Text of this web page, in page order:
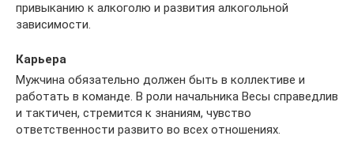
привыканию к алкоголю и развития алкогольной
зависимости.
Карьера
Мужчина обязательно должен быть в коллективе и
работать в команде. В роли начальника Весы справедлив
и тактичен, стремится к знаниям, чувство
ответственности развито во всех отношениях.